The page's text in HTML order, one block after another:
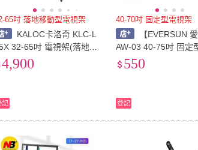
65吋 落地移動型電視架
KALOC卡洛奇 KLC-L
32-65吋 電視架(落地移
型電視架)
4,900
記
40-70吋 固定型電視架
【EVERSUN
AW-03 40-75吋 固定
架(電視壁掛架)
550
登記